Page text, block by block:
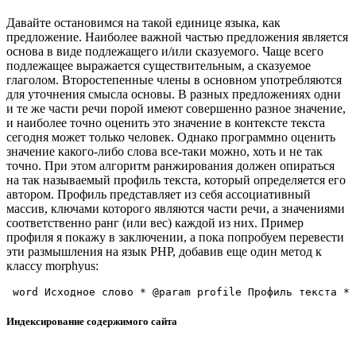
Давайте остановимся на такой единице языка, как
предложение. Наиболее важной частью предложения является
основа в виде подлежащего и/или сказуемого. Чаще всего
подлежащее выражается существительным, а сказуемое
глаголом. Второстепенные члены в основном употребляются
для уточнения смысла основы. В разных предложениях одни
и те же части речи порой имеют совершенно разное значение,
и наиболее точно оценить это значение в контексте текста
сегодня может только человек. Однако программно оценить
значение какого-либо слова все-таки можно, хоть и не так
точно. При этом алгоритм ранжирования должен опираться
на так называемый профиль текста, который определяется его
автором. Профиль представляет из себя ассоциативный
массив, ключами которого являются части речи, а значениями
соответственно ранг (или вес) каждой из них. Пример
профиля я покажу в заключении, а пока попробуем перевести
эти размышления на язык PHP, добавив еще один метод к
классу morphyus:
word Исходное слово * @param profile Профиль
Индексирование содержимого сайта